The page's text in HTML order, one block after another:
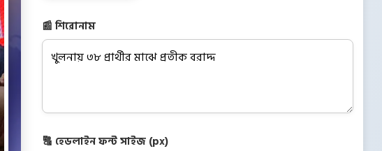
📰 শিরোনাম
🔠 হেডলাইন ফন্ট সাইজ (px)